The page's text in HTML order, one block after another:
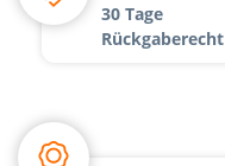
30 Tage
Rückgaberecht